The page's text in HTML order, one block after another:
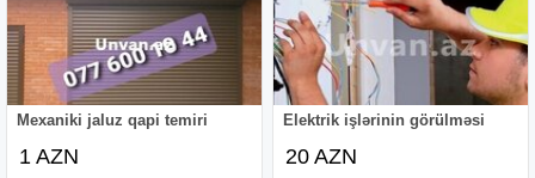
Mexaniki jaluz qapi temiri
1 AZN
Elektrik işlərinin görülməsi
20 AZN